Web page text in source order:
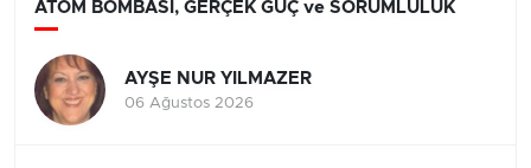
ATOM BOMBASI, GERÇEK GÜÇ ve SORUMLULUK
AYŞE NUR YILMAZER
06 Ağustos 2026